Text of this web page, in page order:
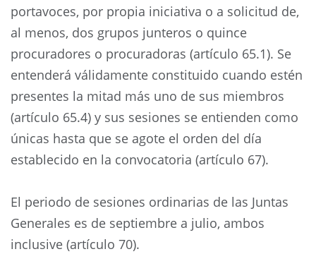
portavoces, por propia iniciativa o a solicitud de,
al menos, dos grupos junteros o quince
procuradores o procuradoras (artículo 65.1). Se
entenderá válidamente constituido cuando estén
presentes la mitad más uno de sus miembros
(artículo 65.4) y sus sesiones se entienden como
únicas hasta que se agote el orden del día
establecido en la convocatoria (artículo 67).
El periodo de sesiones ordinarias de las Juntas
Generales es de septiembre a julio, ambos
inclusive (artículo 70).